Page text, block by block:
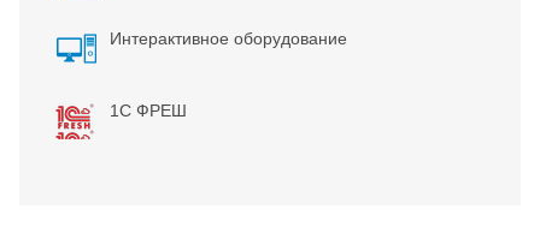
Интерактивное оборудование
1С ФРЕШ